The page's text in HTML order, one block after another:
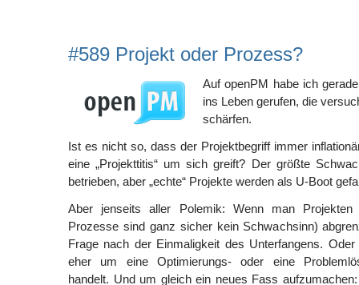
#589 Projekt oder Prozess?
Auf openPM habe ich
ins Leben gerufen, die
schärfen.
Ist es nicht so, dass der Projektbegriff immer
eine „Projekttitis“ um sich greift? Der größte
betrieben, aber „echte“ Projekte werden als U-Boot
Aber jenseits aller Polemik: Wenn man
Prozesse sind ganz sicher kein Schwachsinn)
Frage nach der Einmaligkeit des Unterfangens.
eher um eine Optimierungs- oder eine
handelt. Und um gleich ein neues Fass